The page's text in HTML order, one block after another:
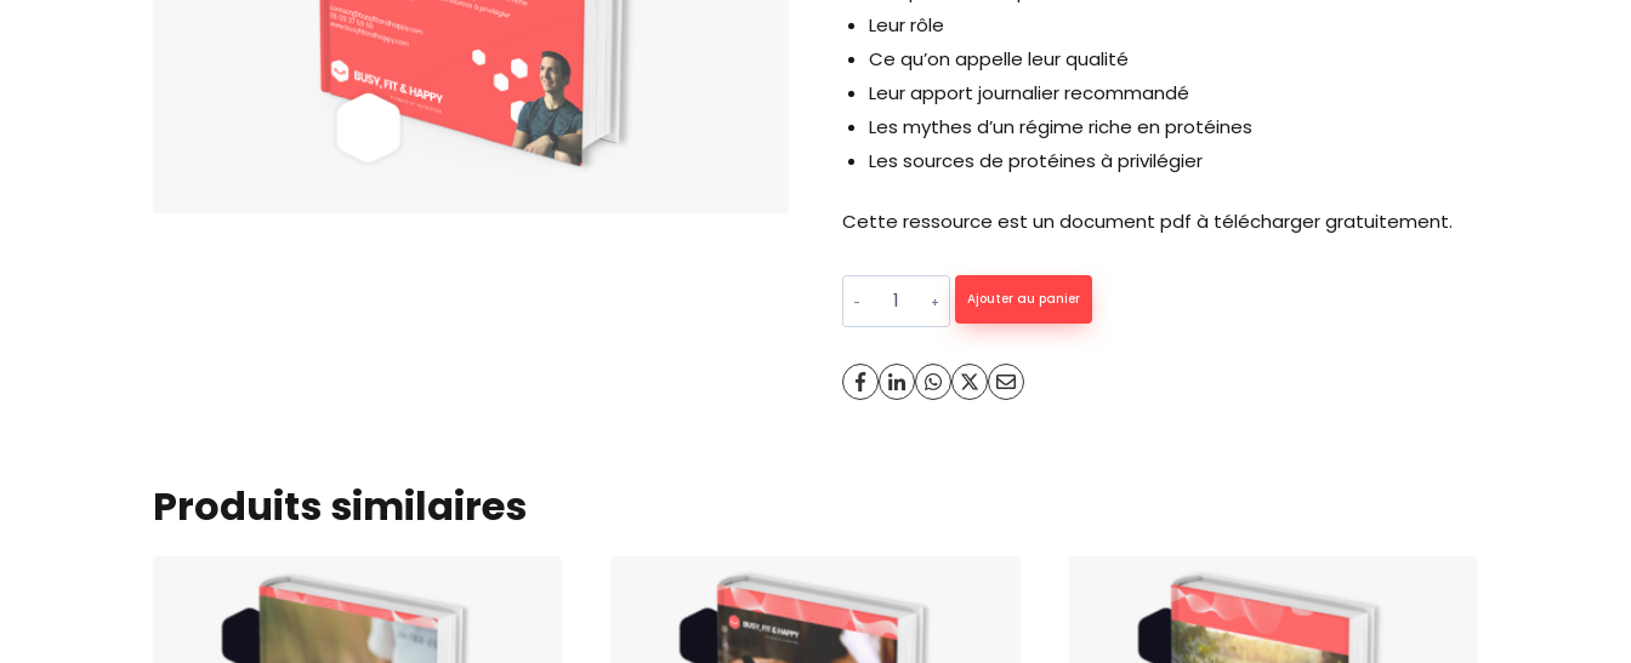
Leur rôle
Ce qu’on appelle leur qualité
Leur apport journalier recommandé
Les mythes d’un régime riche en protéines
Les sources de protéines à privilégier
Cette ressource est un document pdf à télécharger gratuitement.
quantité
de
Tout
savoir
Ajouter au panier
Produits similaires